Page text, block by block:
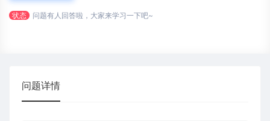
状态 问题有人回答啦，大家来学习一下吧~
问题详情